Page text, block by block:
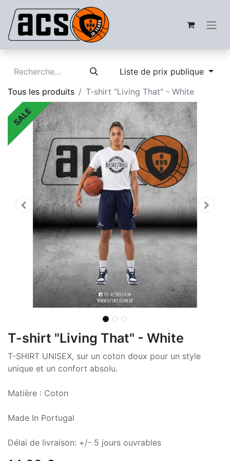
Liste de prix publique
Tous les produits
T-shirt "Living That" - White
SALE
T-shirt "Living That" - White
T-SHIRT UNISEX, sur un coton doux pour un style
unique et un confort absolu.
Matière : Coton
Made In Portugal
Délai de livraison: +/- 5 jours ouvrables